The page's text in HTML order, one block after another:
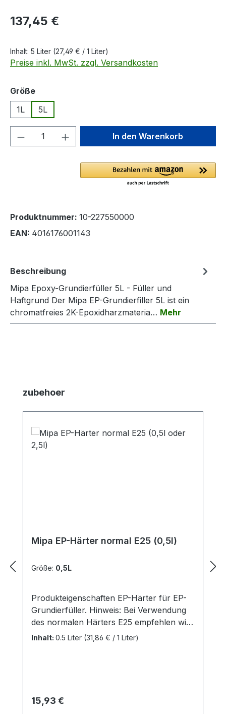
Regulärer Preis:
137,45 €
Inhalt: 5 Liter (27,49 € / 1 Liter)
Preise inkl. MwSt. zzgl. Versandkosten
Größeauswählen
1L
5L
Produkt Anzahl: Gib denIn den Warenkorb
Produktnummer: 10-227550000
EAN: 4016176001143
Beschreibung
Mipa Epoxy-Grundierfüller 5L - Füller und
Haftgrund Der Mipa EP-Grundierfiller 5L ist ein
chromatfreies 2K-Epoxidharzmateria… Mehr
Produktgalerie überspringen
zubehoer
Mipa EP-Härter normal E25 (0,5l)
Größe: 0,5L
Produkteigenschaften EP-Härter für EP-
Grundierfüller. Hinweis: Bei Verwendung
des normalen Härters E25 empfehlen wir
noch die Zugabe von 10% Mipa EP
Kennzeichnungsetikett bereithalten. (P102)
Darf nicht in die Hände von Kindern
Inhalt: 0.5 Liter (31,86 € / 1 Liter)
Regulärer Preis:
15,93 €